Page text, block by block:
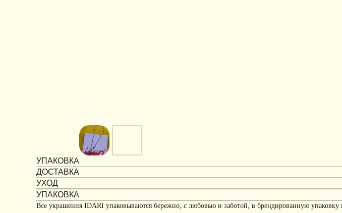
УПАКОВКА
ДОСТАВКА
УХОД
УПАКОВКА
Все украшения IDARI упаковываются бережно, с любовью и заботой, в брендированную